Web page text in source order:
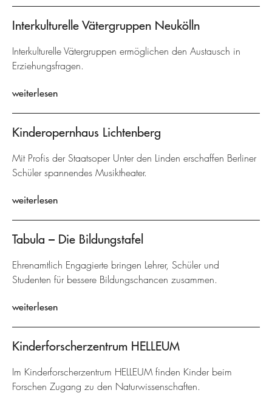
Interkulturelle Vätergruppen Neukölln
Interkulturelle Vätergruppen ermöglichen den Austausch in
Erziehungsfragen.
weiterlesen
Kinderopernhaus Lichtenberg
Mit Profis der Staatsoper Unter den Linden erschaffen Berliner
Schüler spannendes Musiktheater.
weiterlesen
Tabula – Die Bildungstafel
Ehrenamtlich Engagierte bringen Lehrer, Schüler und
Studenten für bessere Bildungschancen zusammen.
weiterlesen
Kinderforscherzentrum HELLEUM
Im Kinderforscherzentrum HELLEUM finden Kinder beim
Forschen Zugang zu den Naturwissenschaften.